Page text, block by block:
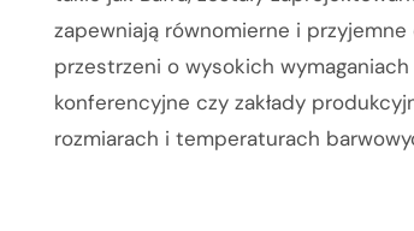
zapewniają równomierne i
przestrzeni o wysokich
konferencyjne czy zakłady
rozmiarach i temperaturach